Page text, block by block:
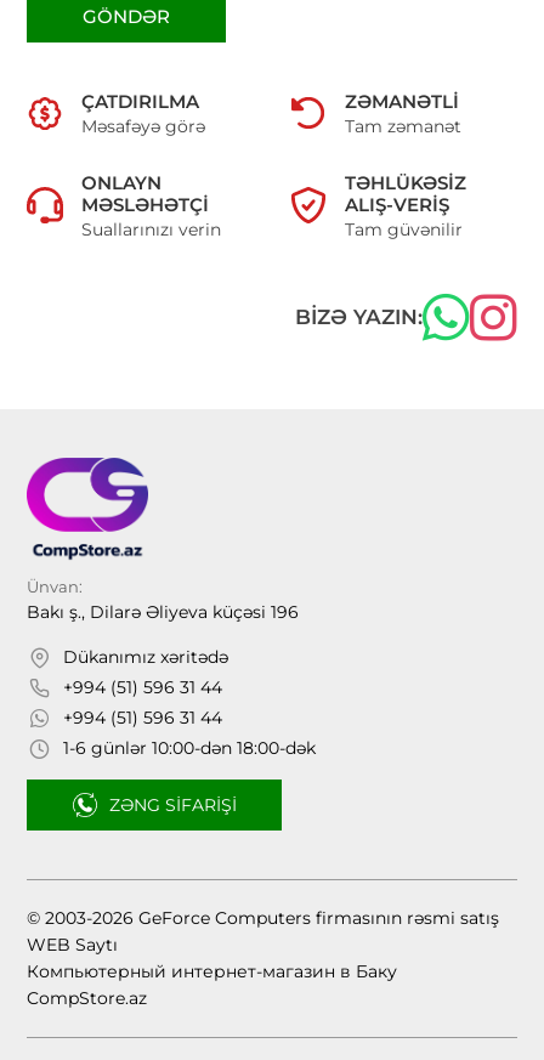
GÖNDƏR
ÇATDIRILMA
Məsafəyə görə
ZƏMANƏTLI
Tam zəmanət
ONLAYN
MƏSLƏHƏTÇI
Suallarınızı verin
TƏHLÜKƏSIZ
ALIŞ-VERIŞ
Tam güvənilir
BIZƏ YAZIN:
Ünvan:
Bakı ş., Dilarə Əliyeva küçəsi 196
Dükanımız xəritədə
+994 (51) 596 31 44
+994 (51) 596 31 44
1-6 günlər 10:00-dən 18:00-dək
ZƏNG SIFARIŞI
© 2003-2026 GeForce Computers firmasının rəsmi satış
WEB Saytı
Компьютерный интернет-магазин в Баку
CompStore.az